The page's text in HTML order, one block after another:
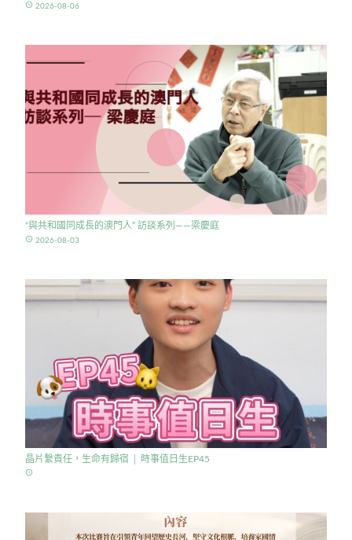
access_time 2026-08-06
“與共和國同成長的澳門人” 訪談系列——梁慶庭
access_time 2026-08-03
晶片繫責任，生命有歸宿 │ 時事值日生EP45
access_time